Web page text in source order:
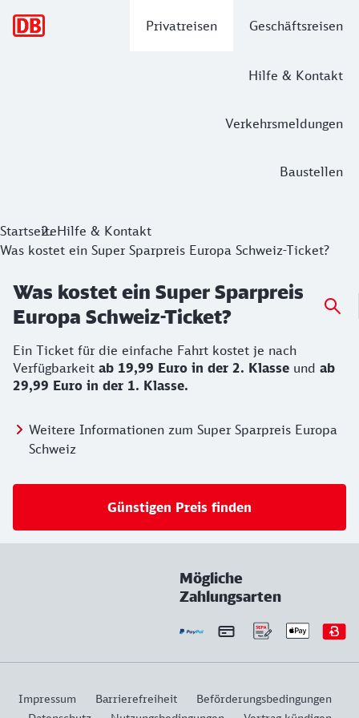
Privatreisen Geschäftsreisen
Hilfe & Kontakt
Verkehrsmeldungen
Baustellen
StartseiteHilfe & Kontakt
Was kostet ein Super Sparpreis Europa Schweiz-Ticket?
Was kostet ein Super Sparpreis
Europa Schweiz-Ticket?
Ein Ticket für die einfache Fahrt kostet je nach
Verfügbarkeit ab 19,99 Euro in der 2. Klasse und ab
29,99 Euro in der 1. Klasse.
Weitere Informationen zum Super Sparpreis Europa
Schweiz
Günstigen Preis finden
Mögliche
Zahlungsarten
Impressum Barrierefreiheit
Beförderungsbedingungen